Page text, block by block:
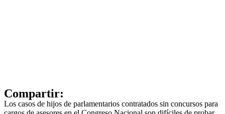
Compartir:
Los casos de hijos de parlamentarios contratados sin concursos para